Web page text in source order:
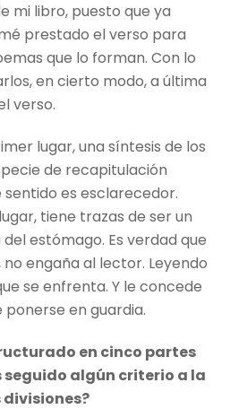
mi libro, puesto que ya
prestado el verso para
que lo forman. Con lo
en cierto modo, a última
verso.
lugar, una síntesis de los
de recapitulación
es esclarecedor.
tiene trazas de ser un
estómago. Es verdad que
engaña al lector. Leyendo
se enfrenta. Y le concede
ponerse en guardia.
en cinco partes
seguido algún criterio a la